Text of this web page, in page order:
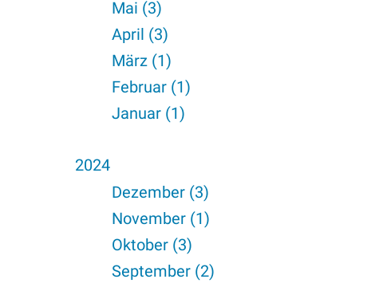
Mai (3)
April (3)
März (1)
Februar (1)
Januar (1)
2024
Dezember (3)
November (1)
Oktober (3)
September (2)